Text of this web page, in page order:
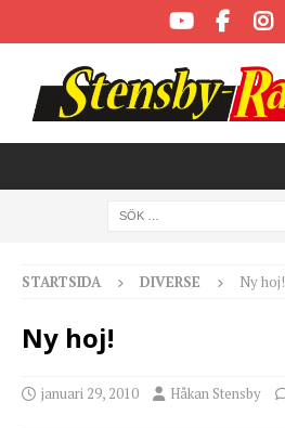
STARTSIDA DIVERSE Ny hoj!
Ny hoj!
januari 29, 2010 Håkan Stensby